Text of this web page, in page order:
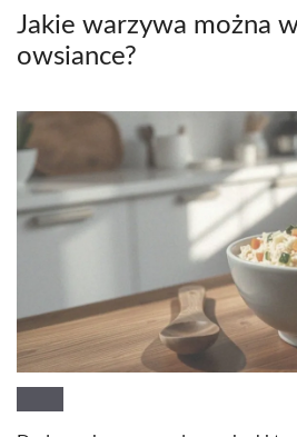
Jakie warzywa można
owsiance?